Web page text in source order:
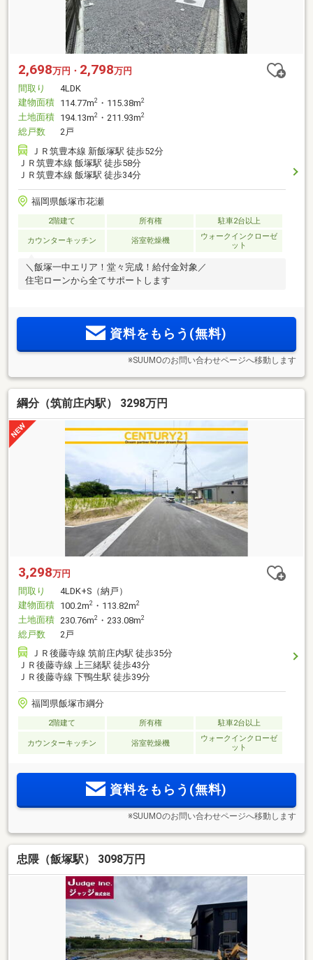
2,698万円・ 2,798万円
間取り
4LDK
建物面積 114.77m2 ・115.38m2
土地面積 194.13m2 ・211.93m2
総戸数
2戸
ＪＲ筑豊本線 新飯塚駅 徒歩52分
ＪＲ筑豊本線 飯塚駅 徒歩58分
ＪＲ筑豊本線 飯塚駅 徒歩34分
福岡県飯塚市花瀬
2階建て 所有権 駐車2台以上
カウンターキッチン 浴室乾燥機
ウォークインクローゼ
ット
＼飯塚一中エリア！堂々完成！給付金対象／
住宅ローンから全てサポートします
資料をもらう(無料)
※SUUMOのお問い合わせページへ移動します
綱分（筑前庄内駅） 3298万円
3,298万円
間取り
4LDK+S（納戸）
建物面積 100.2m2 ・113.82m2
土地面積 230.76m2 ・233.08m2
総戸数
2戸
ＪＲ後藤寺線 筑前庄内駅 徒歩35分
ＪＲ後藤寺線 上三緒駅 徒歩43分
ＪＲ後藤寺線 下鴨生駅 徒歩39分
福岡県飯塚市綱分
2階建て 所有権 駐車2台以上
カウンターキッチン 浴室乾燥機
ウォークインクローゼ
ット
資料をもらう(無料)
※SUUMOのお問い合わせページへ移動します
忠隈（飯塚駅） 3098万円